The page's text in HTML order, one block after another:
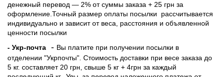
денежный перевод — 2% от суммы заказа + 25 грн за
оформление.Точный размер оплаты посылки рассчитывается
индивидуально и зависит от веса, расстояния и объявленной
ценности посылки
- Укр-почта
- Вы платите при получении посылки в
отделении "Укрпочты". Стоимость доставки при весе заказа до
5 кг. составляет 20 грн, свыше 5 кг + 4грн за каждый